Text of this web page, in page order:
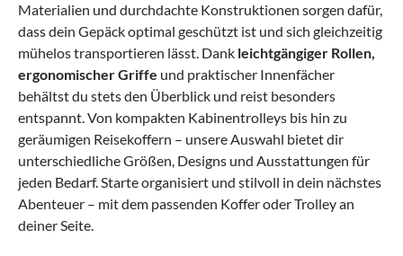
Materialien und durchdachte Konstruktionen sorgen dafür,
dass dein Gepäck optimal geschützt ist und sich gleichzeitig
mühelos transportieren lässt. Dank leichtgängiger Rollen,
ergonomischer Griffe und praktischer Innenfächer
behältst du stets den Überblick und reist besonders
entspannt. Von kompakten Kabinentrolleys bis hin zu
geräumigen Reisekoffern – unsere Auswahl bietet dir
unterschiedliche Größen, Designs und Ausstattungen für
jeden Bedarf. Starte organisiert und stilvoll in dein nächstes
Abenteuer – mit dem passenden Koffer oder Trolley an
deiner Seite.